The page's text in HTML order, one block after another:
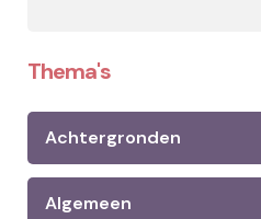
Thema's
Achtergronden
Algemeen